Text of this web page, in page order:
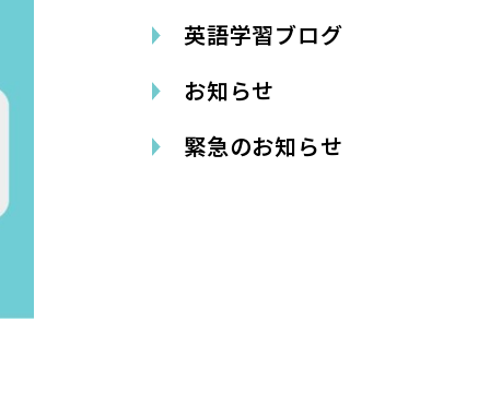
英語学習ブログ
お知らせ
緊急のお知らせ